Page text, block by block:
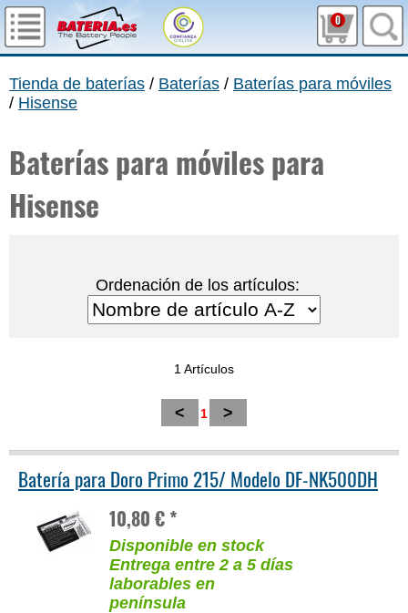
0
Tienda de baterías / Baterías / Baterías para móviles
/ Hisense
Baterías para móviles para
Hisense
Ordenación de los artículos:
1 Artículos
< 1 >
Batería para Doro Primo 215/ Modelo DF-NK500DH
10,80 € *
Disponible en stock
Entrega entre 2 a 5 días
laborables en
península